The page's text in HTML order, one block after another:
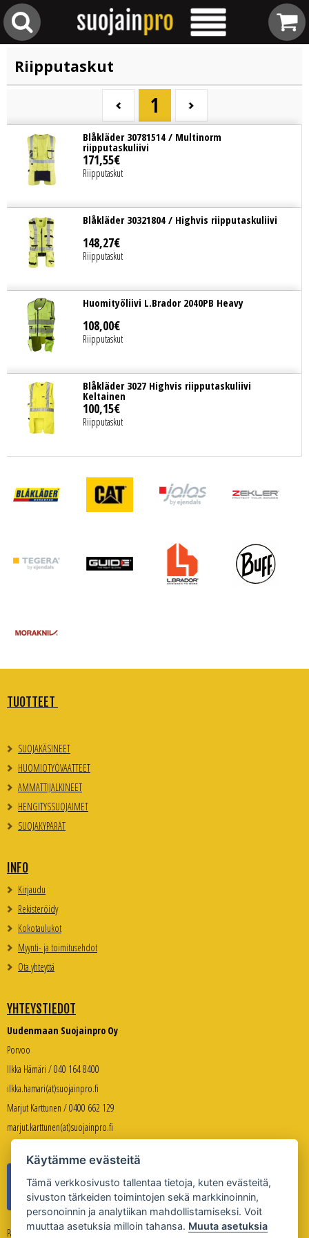
Riipputaskut
1
Blåkläder 30781514 / Multinorm
riipputaskuliivi
171,55€
Riipputaskut
Blåkläder 30321804 / Highvis riipputaskuliivi
148,27€
Riipputaskut
Huomityöliivi L.Brador 2040PB Heavy
108,00€
Riipputaskut
Blåkläder 3027 Highvis riipputaskuliivi
Keltainen
100,15€
Riipputaskut
TUOTTEET
SUOJAKÄSINEET
HUOMIOTYÖVAATTEET
AMMATTIJALKINEET
HENGITYSSUOJAIMET
SUOJAKYPÄRÄT
INFO
Kirjaudu
Rekisteröidy
Kokotaulukot
Myynti- ja toimitusehdot
Ota yhteyttä
YHTEYSTIEDOT
Uudenmaan Suojainpro Oy
Porvoo
Ilkka Hämäri / 040 164 8400
ilkka.hamari(at)suojainpro.fi
Marjut Karttunen / 0400 662 129
marjut.karttunen(at)suojainpro.fi
Palveleva verkkokauppa:
Käytämme evästeitä
Tämä verkkosivusto tallentaa tietoja, kuten evästeitä,
sivuston tärkeiden toimintojen sekä markkinoinnin,
personoinnin ja analytiikan mahdollistamiseksi. Voit
muuttaa asetuksia milloin tahansa. Muuta asetuksia